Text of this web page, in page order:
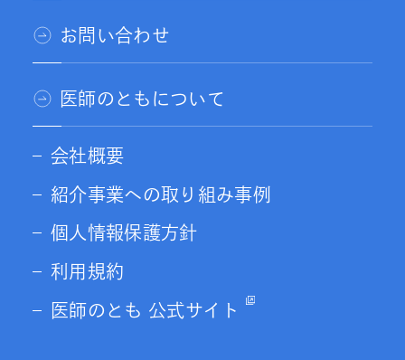
お問い合わせ
医師のともについて
会社概要
紹介事業への取り組み事例
個人情報保護方針
利用規約
医師のとも 公式サイト